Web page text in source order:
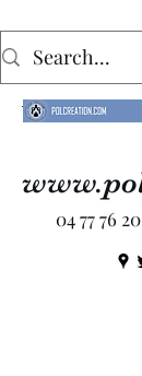
04 77 76